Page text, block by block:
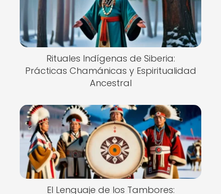
Rituales Indígenas de Siberia:
Prácticas Chamánicas y Espiritualidad
Ancestral
El Lenguaje de los Tambores: